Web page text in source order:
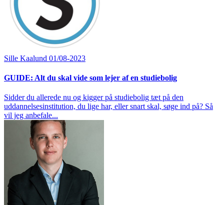
Sille Kaalund 01/08-2023
GUIDE: Alt du skal vide som lejer af en studiebolig
Sidder du allerede nu og kigger på studiebolig tæt på den
uddannelsesinstitution, du lige har, eller snart skal, søge ind på? Så
vil jeg anbefale...